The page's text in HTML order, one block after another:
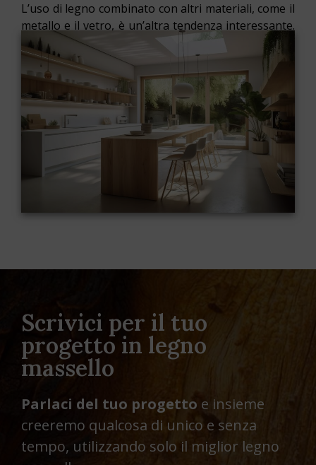
L’uso di legno combinato con altri materiali, come il
metallo e il vetro, è un’altra tendenza interessante.
Questa combinazione crea un contrasto visivo
affascinante e aggiunge un tocco di modernità agli
interni. Ad esempio, tavoli con gambe in metallo e
piani in legno, o scaffali in legno con inserti in
vetro, sono perfetti per un design contemporaneo.
Scrivici per il tuo
progetto in legno
massello
Parlaci del tuo progetto e insieme
creeremo qualcosa di unico e senza
tempo, utilizzando solo il miglior legno